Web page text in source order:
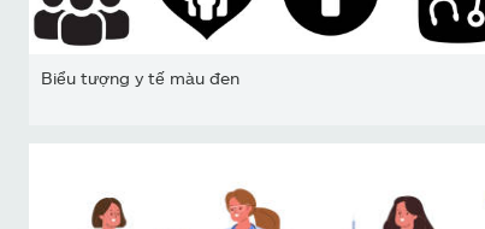
Biểu tượng y tế màu đen